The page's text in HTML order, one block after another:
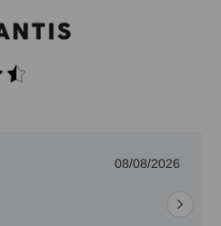
08/08/2026